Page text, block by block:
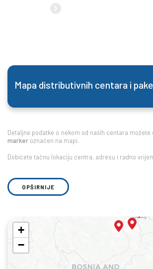
Mapa distributivnih centara i
Detaljne podatke o nekom od naših centara možete
marker označen na mapi.
Dobićete tačnu lokaciju centra, adresu i radno
OPŠIRNIJE
+
−